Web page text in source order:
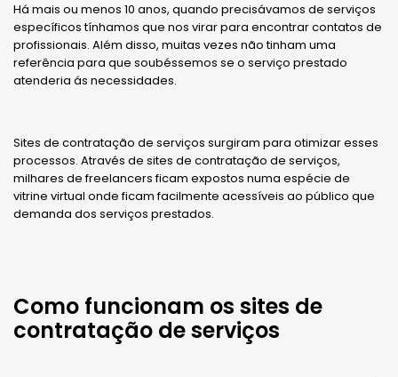
Há mais ou menos 10 anos, quando precisávamos de serviços
específicos tínhamos que nos virar para encontrar contatos de
profissionais. Além disso, muitas vezes não tinham uma
referência para que soubéssemos se o serviço prestado
atenderia ás necessidades.
Sites de contratação de serviços surgiram para otimizar esses
processos. Através de sites de contratação de serviços,
milhares de freelancers ficam expostos numa espécie de
vitrine virtual onde ficam facilmente acessíveis ao público que
demanda dos serviços prestados.
Como funcionam os sites de
contratação de serviços